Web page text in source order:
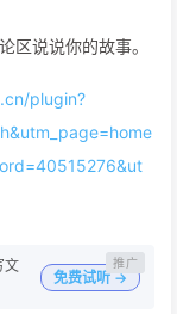
区说说你的故事。
plugin?
文
免费试听 →